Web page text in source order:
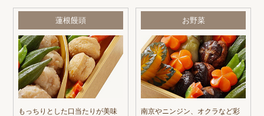
蓮根饅頭
もっちりとした口当たりが美味
お野菜
南京やニンジン、オクラなど彩